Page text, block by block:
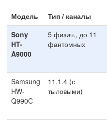
Модель Тип / каналы
Sony
HT-
A9000
5 физич., до 11
фантомных
Samsung
HW-
Q990C
11.1.4 (с
тыловыми)